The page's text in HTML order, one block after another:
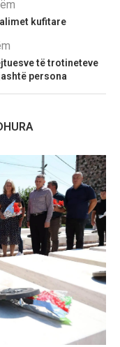
kufitare
të trotineteve
persona